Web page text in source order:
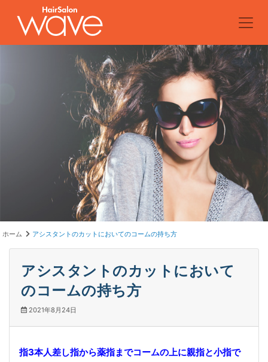
ホーム アシスタントのカットにおいてのコームの持ち方
アシスタントのカットにおいて
のコームの持ち方
2021年8月24日
指3本人差し指から薬指までコームの上に親指と小指で